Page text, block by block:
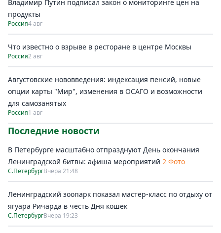
Владимир Путин подписал закон о мониторинге цен на
продукты
Россия4 авг
Что известно о взрыве в ресторане в центре Москвы
Россия2 авг
Августовские нововведения: индексация пенсий, новые
опции карты "Мир", изменения в ОСАГО и возможности
для самозанятых
Россия1 авг
Последние новости
В Петербурге масштабно отпразднуют День окончания
Ленинградской битвы: афиша мероприятий 2 Фото
С.ПетербургВчера 21:48
Ленинградский зоопарк показал мастер-класс по отдыху от
ягуара Ричарда в честь Дня кошек
С.ПетербургВчера 19:23